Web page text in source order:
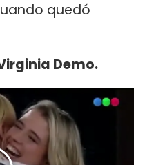
quedó
Demo.